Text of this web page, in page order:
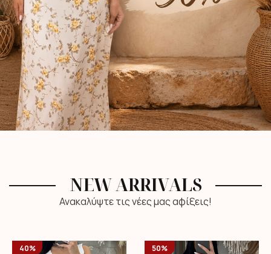
NEW ARRIVALS
Ανακαλύψτε τις νέες μας αφίξεις!
40% 50%